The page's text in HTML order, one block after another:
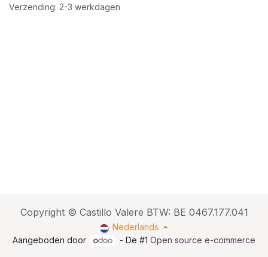
Verzending: 2-3 werkdagen
Copyright © Castillo Valere BTW: BE 0467.177.041
Nederlands
Aangeboden door
- De #1Open source e-commerce